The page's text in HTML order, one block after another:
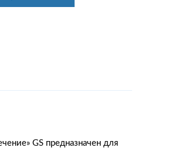
GS предназначен для